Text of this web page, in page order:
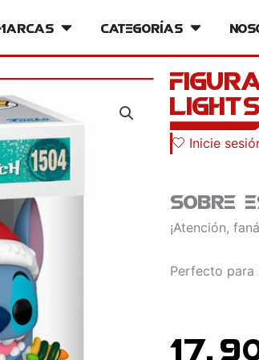
Open MarcasCategorías Open
Inicie
Sobre
¡Atención,
Perfecto para